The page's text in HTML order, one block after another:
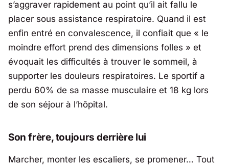
s’aggraver rapidement au point qu’il ait fallu le
placer sous assistance respiratoire. Quand il est
enfin entré en convalescence, il confiait que « le
moindre effort prend des dimensions folles » et
évoquait les difficultés à trouver le sommeil, à
supporter les douleurs respiratoires. Le sportif a
perdu 60% de sa masse musculaire et 18 kg lors
de son séjour à l’hôpital.
Son frère, toujours derrière lui
Marcher, monter les escaliers, se promener… Tout